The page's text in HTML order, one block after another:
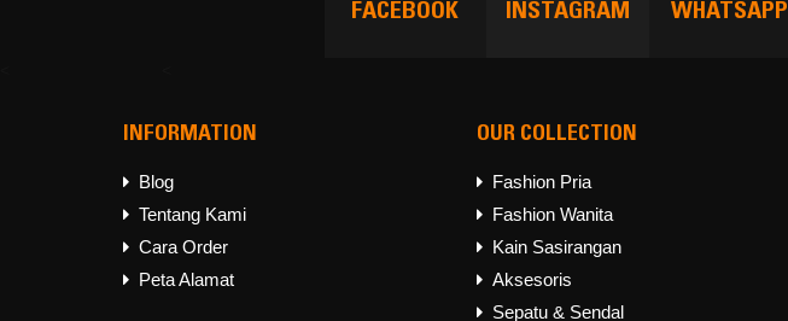
FACEBOOK INSTAGRAM
Follow Us on
INSTAGRAM
WHATSAPP
INFORMATION
Blog
Tentang Kami
Cara Order
Peta Alamat
OUR COLLECTION
Fashion Pria
Fashion Wanita
Kain Sasirangan
Aksesoris
Sepatu & Sendal